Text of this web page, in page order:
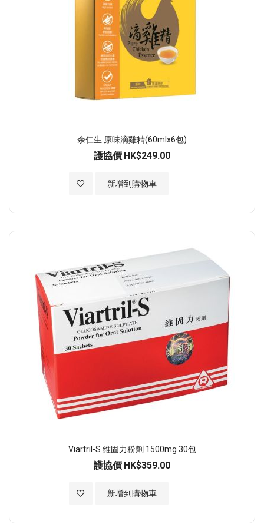
余仁生 原味滴雞精(60mlx6包)
護協價 HK$249.00
新增到購物車
加入至願望清單
Viartril-S 維固力粉劑 1500mg 30包
護協價 HK$359.00
新增到購物車
加入至願望清單